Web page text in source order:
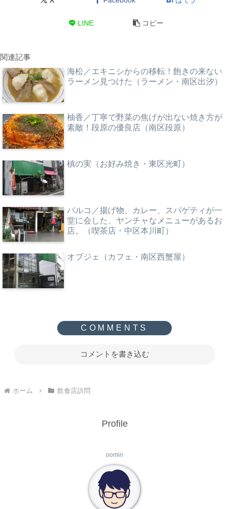
LINE コピー
関連記事
海松／エキニシからの移転！飽きの来ない
ラーメン見つけた（ラーメン・南区出汐）
柚香／丁寧で野菜の焦げが出ない焼き方が
素敵！段原の優良店（南区段原）
槙の実（お好み焼き・東区光町）
パルコ／揚げ物、カレー、スパゲティが一
堂に会した、ヤンチャなメニューがあるお
店。（喫茶店・中区本川町）
オブジェ（カフェ・南区西蟹屋）
コメントを書き込む
ホーム 飲食店訪問
Profile
oomin